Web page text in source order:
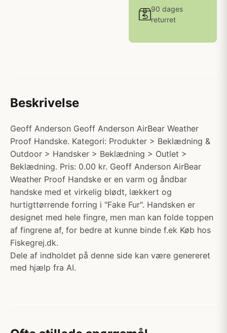
90 dages
returret
Beskrivelse
Geoff Anderson Geoff Anderson AirBear Weather
Proof Handske. Kategori: Produkter > Beklædning &
Outdoor > Handsker > Beklædning > Outlet >
Beklædning. Pris: 0.00 kr. Geoff Anderson AirBear
Weather Proof Handske er en varm og åndbar
handske med et virkelig blødt, lækkert og
hurtigttørrende forring i "Fake Fur". Handsken er
designet med hele fingre, men man kan folde toppen
af fingrene af, for bedre at kunne binde f.ek Køb hos
Fiskegrej.dk.
Dele af indholdet på denne side kan være genereret
med hjælp fra AI.